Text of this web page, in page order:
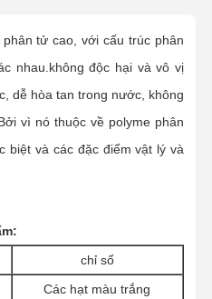
tử cao, với cấu trúc phân
nhau.không độc hại và vô vị
dễ hòa tan trong nước, không
vì nó thuộc về polyme phân
biệt và các đặc điểm vật lý và
chỉ số
Các hạt màu trắng